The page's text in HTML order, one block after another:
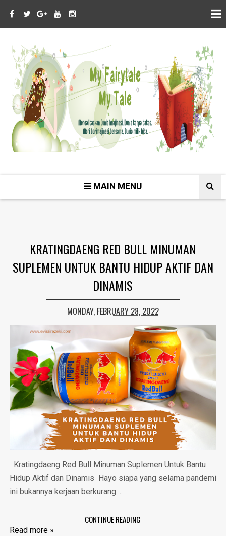
MAIN MENU
KRATINGDAENG RED BULL MINUMAN
SUPLEMEN UNTUK BANTU HIDUP AKTIF DAN
DINAMIS
MONDAY, FEBRUARY 28, 2022
Kratingdaeng Red Bull Minuman Suplemen Untuk Bantu
Hidup Aktif dan Dinamis Hayo siapa yang selama pandemi
ini bukannya kerjaan berkurang ...
CONTINUE READING
Read more »